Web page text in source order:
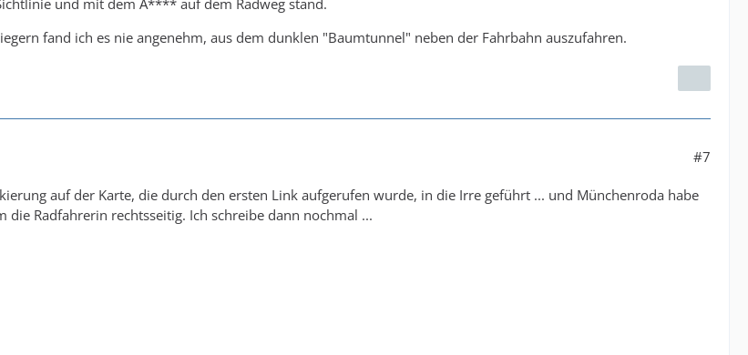
fand ich es nie angenehm, aus dem dunklen "Baumtunnel" neben der Fahrbahn auszufahren.
#7
auf der Karte, die durch den ersten Link aufgerufen wurde, in die Irre geführt ... und Münchenroda habe
die Radfahrerin rechtsseitig. Ich schreibe dann nochmal ...